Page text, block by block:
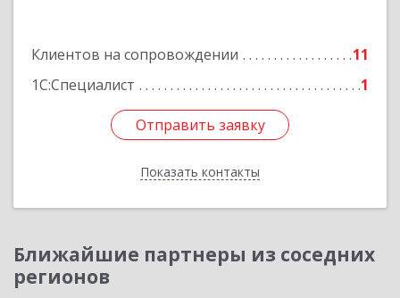
Клиентов на сопровождении
11
1С:Специалист
1
Отправить заявку
Показать контакты
Отправить заявку
Назад
Ближайшие партнеры из соседних
регионов